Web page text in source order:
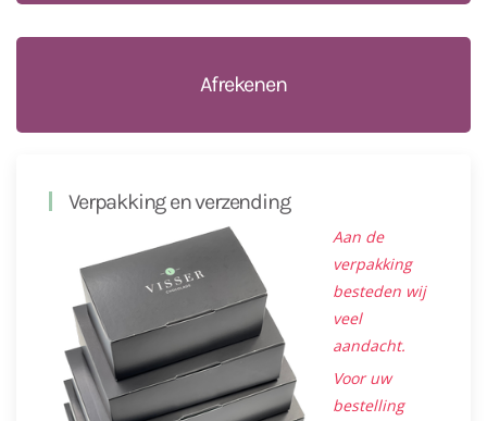
Afrekenen
Verpakking en verzending
Aan de
verpakking
besteden wij
veel
aandacht.
Voor uw
bestelling